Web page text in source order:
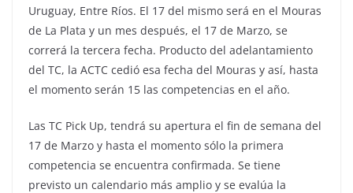
Uruguay, Entre Ríos. El 17 del mismo será en el Mouras
de La Plata y un mes después, el 17 de Marzo, se
correrá la tercera fecha. Producto del adelantamiento
del TC, la ACTC cedió esa fecha del Mouras y así, hasta
el momento serán 15 las competencias en el año.
Las TC Pick Up, tendrá su apertura el fin de semana del
17 de Marzo y hasta el momento sólo la primera
competencia se encuentra confirmada. Se tiene
previsto un calendario más amplio y se evalúa la